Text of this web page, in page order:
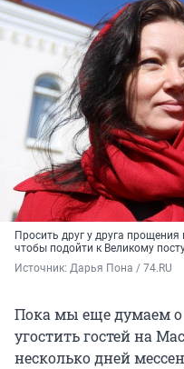
Просить друг у друга
чтобы подойти к Великому
Источник: Дарья Пона / 74.RU
Пока мы еще думаем
угостить гостей на
несколько дней